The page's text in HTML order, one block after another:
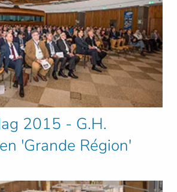
2015 - G.H.
'Grande Région'